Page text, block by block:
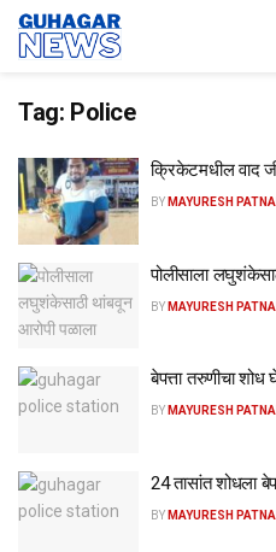
Tag: Police
क्रिकेटमधील वाद
BY MAYURESH
पोलीसाला
BY MAYURESH
बेपत्ता तरुणीचा शोध
BY MAYURESH
24 तासांत शोधला
BY MAYURESH